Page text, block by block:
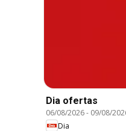
Dia ofertas
06/08/2026- 09/08/
Dia